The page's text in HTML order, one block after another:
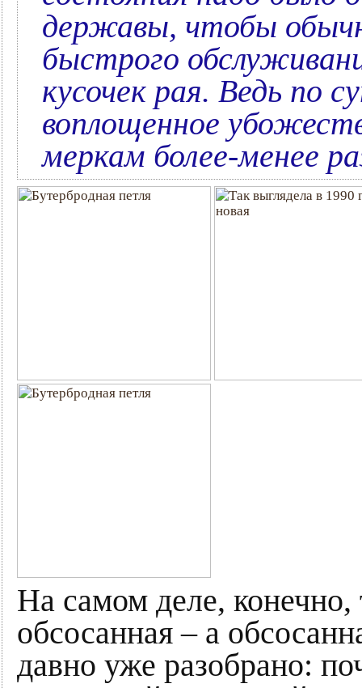
державы, чтобы
быстрого
кусочек рая. Ведь по
воплощенное
меркам более-менее
На самом деле, конечно,
обсосанная – а
давно уже разобрано: